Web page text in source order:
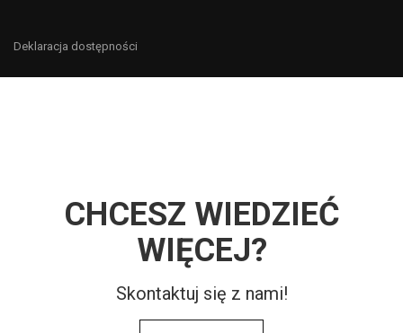
Deklaracja dostępności
CHCESZ WIEDZIEĆ
WIĘCEJ?
Skontaktuj się z nami!